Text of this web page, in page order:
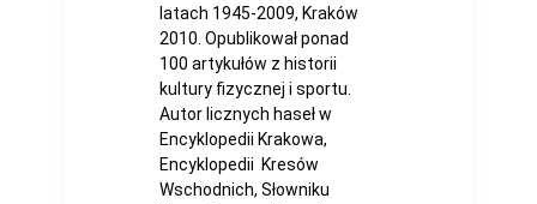
latach 1945-2009, Kraków
2010. Opublikował ponad
100 artykułów z historii
kultury fizycznej i sportu.
Autor licznych haseł w
Encyklopedii Krakowa,
Encyklopedii Kresów
Wschodnich, Słowniku